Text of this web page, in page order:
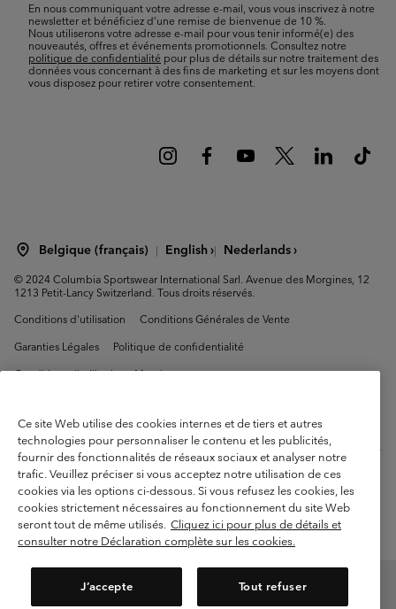
En nous communiquant votre adresse e-mail, vous vous inscrivez à notre
newsletter et bénéficiez d’une remise de bienvenue de 10 %.
Nous utiliserons votre adresse e-mail pour vous tenir informé(e) des
nouveautés, offres et événements promotionnels. Consultez notre
politique de confidentialité pour plus de détails sur notre traitement des
données vous concernant à des fins de marketing et sur les moyens dont
vous disposez pour retirer votre consentement.
Belgique (français) | English ›| Nederlands ›
©2024Columbia Sportswear International Sarl. Avenue des Morgines, 12
1213 Petit-Lancy Switzerland. Tous droits réservés.
Conditions d'utilisation
Conditions Générales de Vente
Garanties Légales
Politique de confidentialité
Conditions d'utilisation - Membres
Cookies
Service client: Lun - sam de 9h à 13h et de 14h à 18h
(+)3278480783
Ce site Web utilise des cookies internes et de tiers et autres
technologies pour personnaliser le contenu et les publicités,
fournir des fonctionnalités de réseaux sociaux et analyser notre
trafic. Veuillez préciser si vous acceptez notre utilisation de ces
cookies via les options ci-dessous. Si vous refusez les cookies, les
cookies strictement nécessaires au fonctionnement du site Web
seront tout de même utilisés. Cliquez ici pour plus de détails et
consulter notre Déclaration complète sur les cookies.
J’accepte Tout refuser